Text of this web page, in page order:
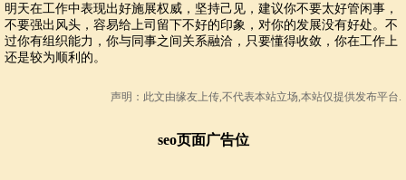
明天在工作中表现出好施展权威，坚持己见，建议你不要太好管闲事，
不要强出风头，容易给上司留下不好的印象，对你的发展没有好处。不
过你有组织能力，你与同事之间关系融洽，只要懂得收敛，你在工作上
还是较为顺利的。
声明：此文由缘友 上传,不代表本站立场,本站仅提供发布平台.
seo页面广告位